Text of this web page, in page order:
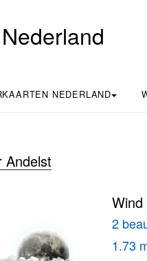
NEDERLAND
Andelst
Wind
2
1.73